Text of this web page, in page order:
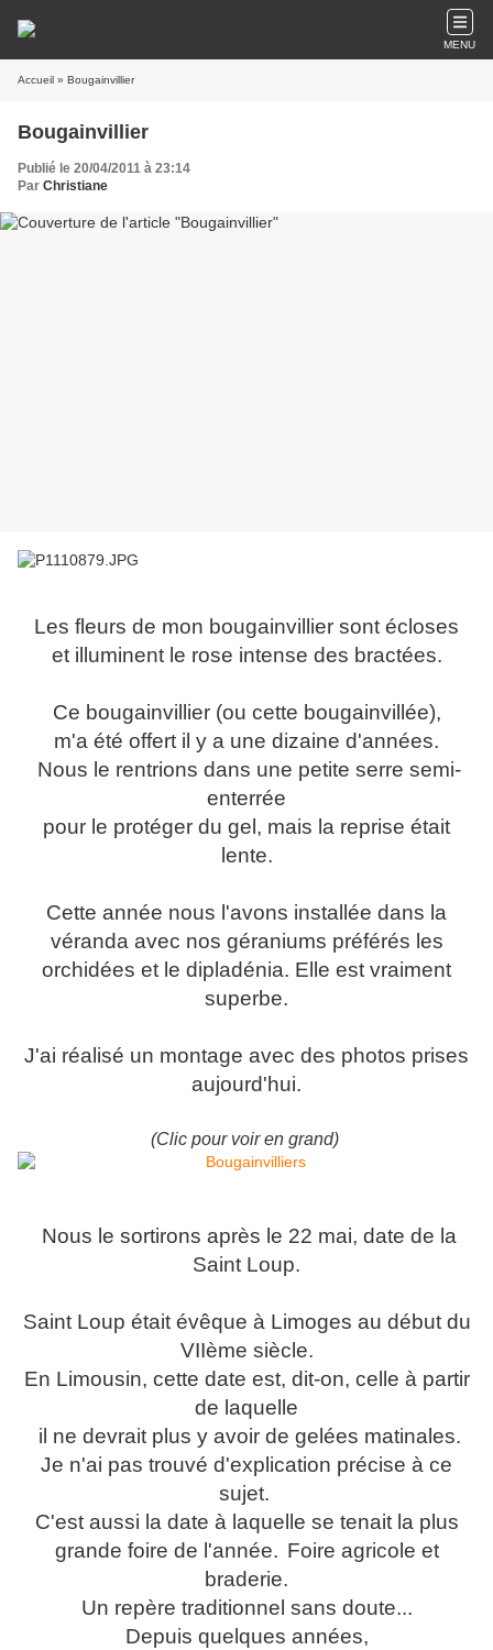
MENU
Accueil » Bougainvillier
Bougainvillier
Publié le 20/04/2011 à 23:14
Par Christiane
Les fleurs de mon bougainvillier sont écloses
et illuminent le rose intense des bractées.
Ce bougainvillier (ou cette bougainvillée),
m'a été offert il y a une dizaine d'années.
Nous le rentrions dans une petite serre semi-
enterrée
pour le protéger du gel, mais la reprise était
lente.
Cette année nous l'avons installée dans la
véranda avec nos géraniums préférés les
orchidées et le dipladénia. E lle est vraiment
superbe.
J'ai réalisé un montage avec des photos prises
aujourd'hui.
(Clic pour voir en grand)
Nous le sortirons après le 22 mai, date de la
Saint Loup.
Saint Loup était évêque à Limoges au début du
VIIème siècle.
En Limousin, cette date est, dit-on, celle à partir
de laquelle
il ne devrait plus y avoir de gelées matinales.
Je n'ai pas trouvé d'explication précise à ce
sujet.
C'est aussi la date à laquelle se tenait la plus
grande foire de l'année. Foire agricole et
braderie.
Un repère traditionnel sans doute...
Depuis quelques années,